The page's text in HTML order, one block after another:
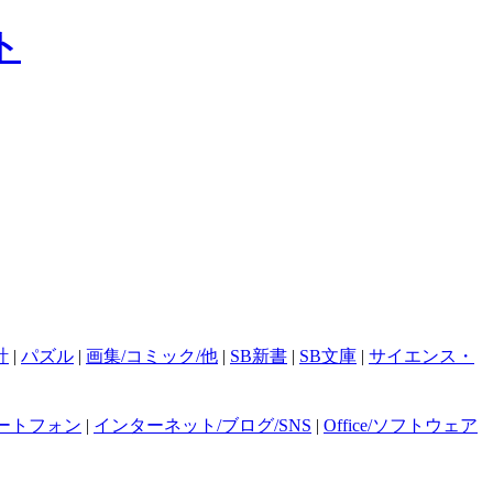
| パズル | 画集/コミック/他 | SB新書 | SB文庫 | サイエンス・
トフォン | インターネット/ブログ/SNS | Office/ソフトウェア